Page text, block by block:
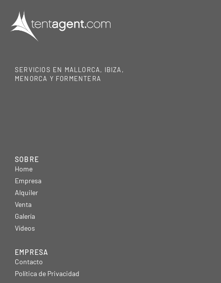
SERVICIOS EN MALLORCA, IBIZA,
MENORCA Y FORMENTERA
SOBRE
Home
Empresa
Alquiler
Venta
Galería
Vídeos
EMPRESA
Contacto
Política de Privacidad